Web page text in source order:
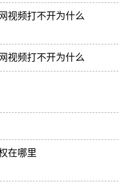
视频打不开为什么
视频打不开为什么
在哪里